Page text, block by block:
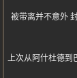
被带离并不意外
上次从阿什杜德到